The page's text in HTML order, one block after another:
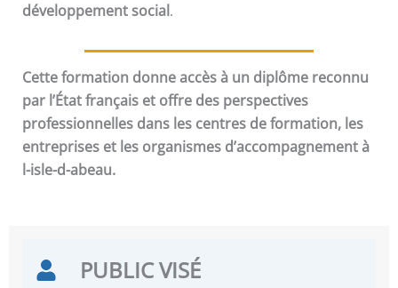
développement social.
Cette formation donne accès à un diplôme reconnu
par l’État français et offre des perspectives
professionnelles dans les centres de formation, les
entreprises et les organismes d’accompagnement à
l-isle-d-abeau.
PUBLIC VISÉ